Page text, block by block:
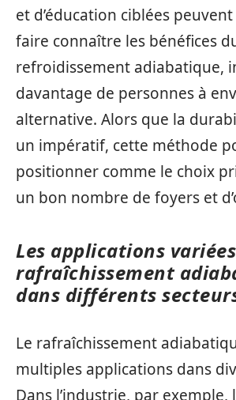
et d’éducation ciblées
faire connaître les bénéfices
refroidissement adiabatique,
davantage de personnes à
alternative. Alors que la
un impératif, cette méthode
positionner comme le choix
un bon nombre de foyers et
Les applications
rafraîchissement
dans différents
Le rafraîchissement
multiples applications dans
Dans l’industrie, par exemple,